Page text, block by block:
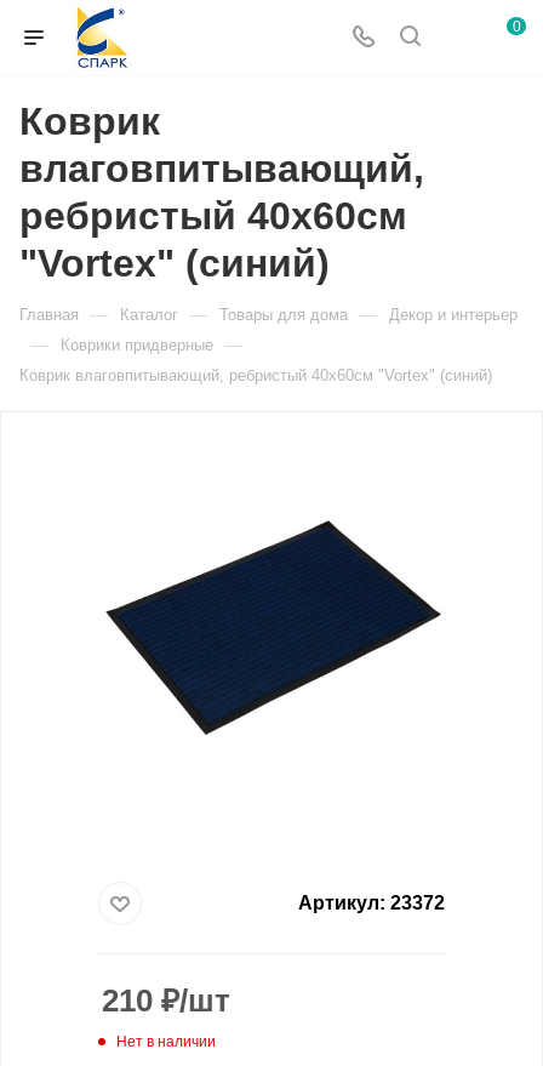
0
Коврик
влаговпитывающий,
ребристый 40х60см
"Vortex" (синий)
Главная — Каталог — Товары для дома — Декор и интерьер
— Коврики придверные —
Коврик влаговпитывающий, ребристый 40х60см "Vortex" (синий)
Артикул: 23372
210 ₽/шт
Нет в наличии